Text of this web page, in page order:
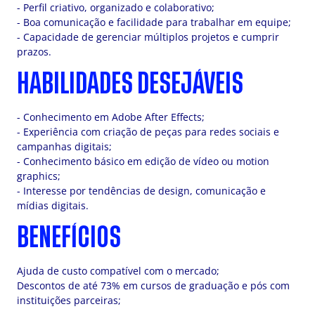
- Perfil criativo, organizado e colaborativo;
- Boa comunicação e facilidade para trabalhar em equipe;
- Capacidade de gerenciar múltiplos projetos e cumprir
prazos.
HABILIDADES DESEJÁVEIS
- Conhecimento em Adobe After Effects;
- Experiência com criação de peças para redes sociais e
campanhas digitais;
- Conhecimento básico em edição de vídeo ou motion
graphics;
- Interesse por tendências de design, comunicação e
mídias digitais.
BENEFÍCIOS
Ajuda de custo compatível com o mercado;
Descontos de até 73% em cursos de graduação e pós com
instituições parceiras;